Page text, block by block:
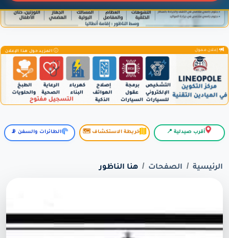
إعلان ممول المزيد حول هذا الإعلان
أقرب صيدلية 📍 خريطة الاستكشاف 🗺️ الطائرات والسفن 📡
الرئيسية الصفحات هنا الناظور